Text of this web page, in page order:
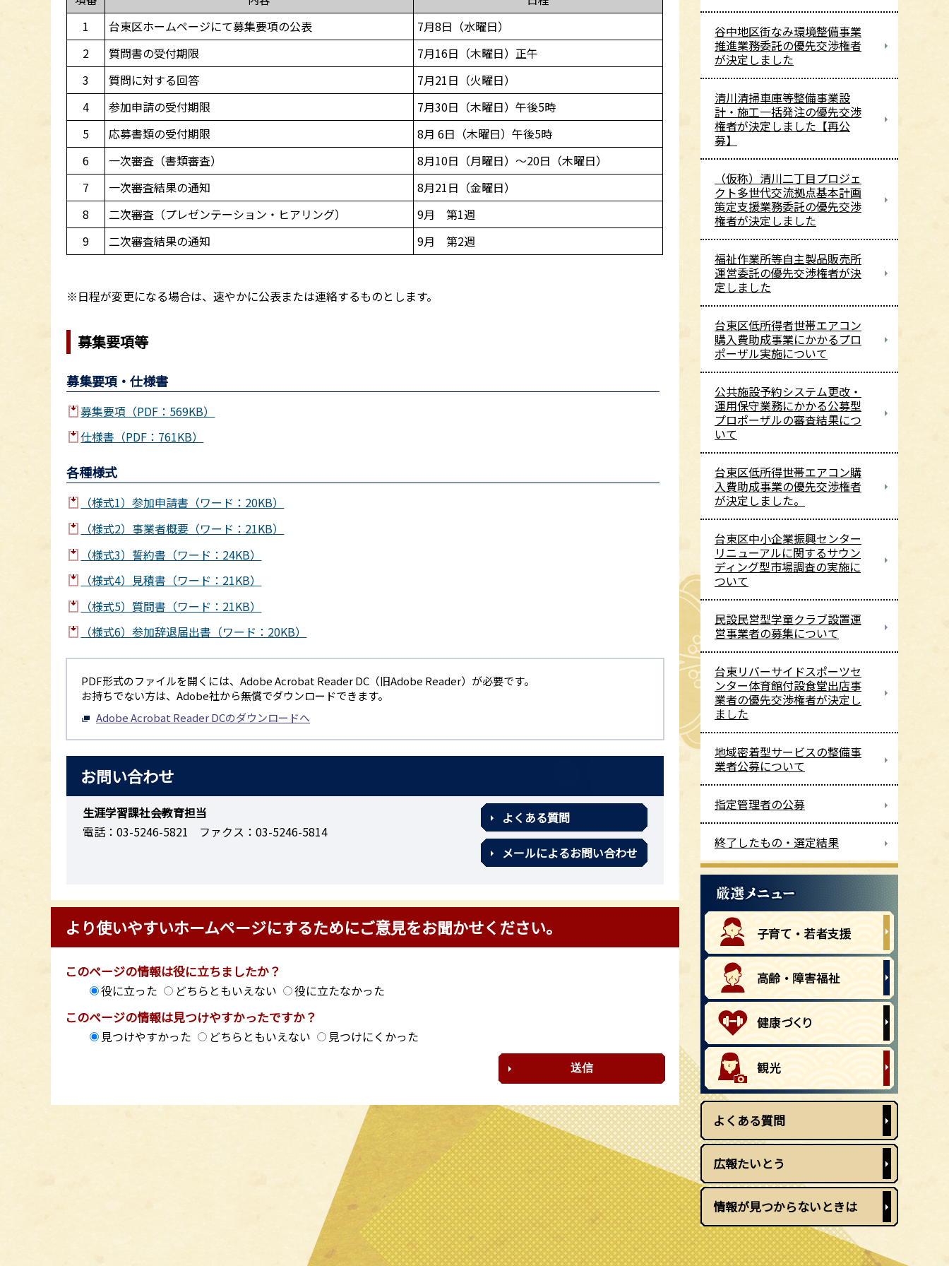
1
台東区ホームページにて募集要項の公表
7月8日（水曜日）
2
質問書の受付期限
7月16日（木曜日）正午
3
質問に対する回答
7月21日（火曜日）
4
参加申請の受付期限
7月30日（木曜日）午後5時
5
応募書類の受付期限
8月 6日（木曜日）午後5時
6
一次審査（書類審査）
8月10日（月曜日）～20日（木曜日）
7
一次審査結果の通知
8月21日（金曜日）
8
二次審査（プレゼンテーション・ヒアリング）
9月 第1週
9
二次審査結果の通知 9月 第2週
※日程が変更になる場合は、速やかに公表または連絡するものとします。
募集要項等
募集要項・仕様書
募集要項（PDF：569KB）
仕様書（PDF：761KB）
各種様式
（様式1）参加申請書（ワード：20KB）
（様式2）事業者概要（ワード：21KB）
（様式3）誓約書（ワード：24KB）
（様式4）見積書（ワード：21KB）
（様式5）質問書（ワード：21KB）
（様式6）参加辞退届出書（ワード：20KB）
PDF形式のファイルを開くには、Adobe Acrobat Reader DC（旧Adobe Reader）が必要です。
お持ちでない方は、Adobe社から無償でダウンロードできます。
Adobe Acrobat Reader DCのダウンロードへ
お問い合わせ
生涯学習課社会教育担当
電話：03-5246-5821
ファクス：03-5246-5814
よくある質問
メールによるお問い合わせ
より使いやすいホームページにするためにご意見をお聞かせください。
このページの情報は役に立ちましたか？
役に立った どちらともいえない 役に立たなかった
このページの情報は見つけやすかったですか？
見つけやすかった どちらともいえない 見つけにくかった
谷中地区街なみ環境整備事業
推進業務委託の優先交渉権者
が決定しました
清川清掃車庫等整備事業設
計・施工一括発注の優先交渉
権者が決定しました【再公
募】
（仮称）清川二丁目プロジェ
クト多世代交流拠点基本計画
策定支援業務委託の優先交渉
権者が決定しました
福祉作業所等自主製品販売所
運営委託の優先交渉権者が決
定しました
台東区低所得者世帯エアコン
購入費助成事業にかかるプロ
ポーザル実施について
公共施設予約システム更改・
運用保守業務にかかる公募型
プロポーザルの審査結果につ
いて
台東区低所得世帯エアコン購
入費助成事業の優先交渉権者
が決定しました。
台東区中小企業振興センター
リニューアルに関するサウン
ディング型市場調査の実施に
ついて
民設民営型学童クラブ設置運
営事業者の募集について
台東リバーサイドスポーツセ
ンター体育館付設食堂出店事
業者の優先交渉権者が決定し
ました
地域密着型サービスの整備事
業者公募について
指定管理者の公募
終了したもの・選定結果
よくある質問
広報たいとう
情報が見つからないときは